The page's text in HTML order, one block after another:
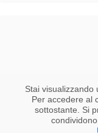
Stai visualizzando
Per accedere al
sottostante. Si